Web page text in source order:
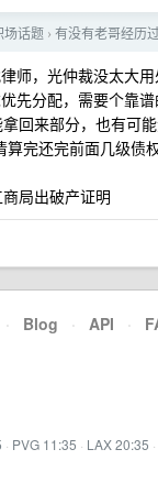
场话题 › 有没有老哥经历
师，光仲裁没太大
先分配，需要个靠谱
回来部分，也有可能
完还完前面几级债
局出破产证明
· Blog · API ·
· PVG 11:35 · LAX 20:35 ·